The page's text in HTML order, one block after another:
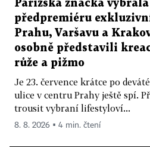
Pařížská značka
předpremiéru
Prahu, Varšavu a
osobně představili
růže a pižmo
Je 23. července krátce po
ulice v centru Prahy ještě spí.
trousit vybraní lifestyloví...
8. 8. 2026 ▪ 4 min. čtení